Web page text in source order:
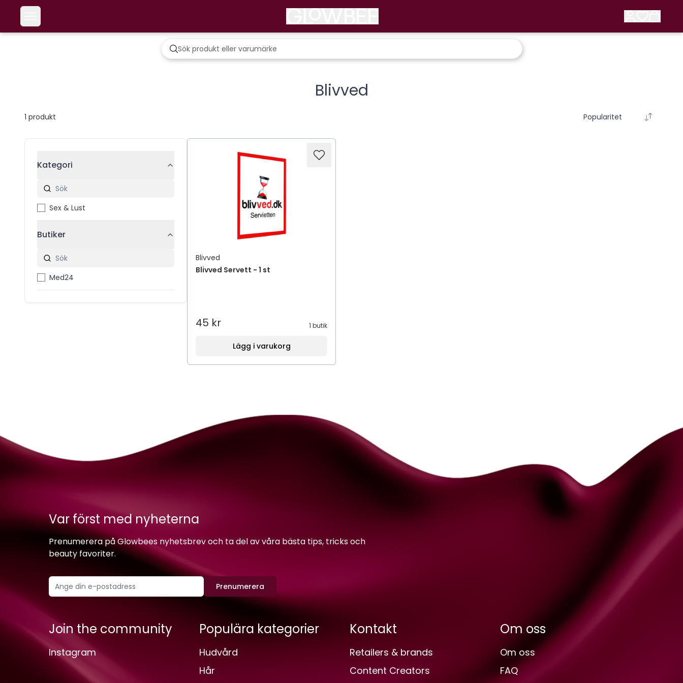
Blivved
1 produkt Popularitet
Kategori
Sex & Lust
Butiker
Med24
Blivved
Blivved Servett - 1 st
45 kr 1 butik
Lägg i varukorg
Var först med nyheterna
Prenumerera på Glowbees nyhetsbrev och ta del av våra bästa tips, tricks och
beauty favoriter.
Prenumerera
Join the community
Instagram
Populära kategorier
Hudvård
Hår
Kontakt
Retailers & brands
Content Creators
Om oss
Om oss
FAQ